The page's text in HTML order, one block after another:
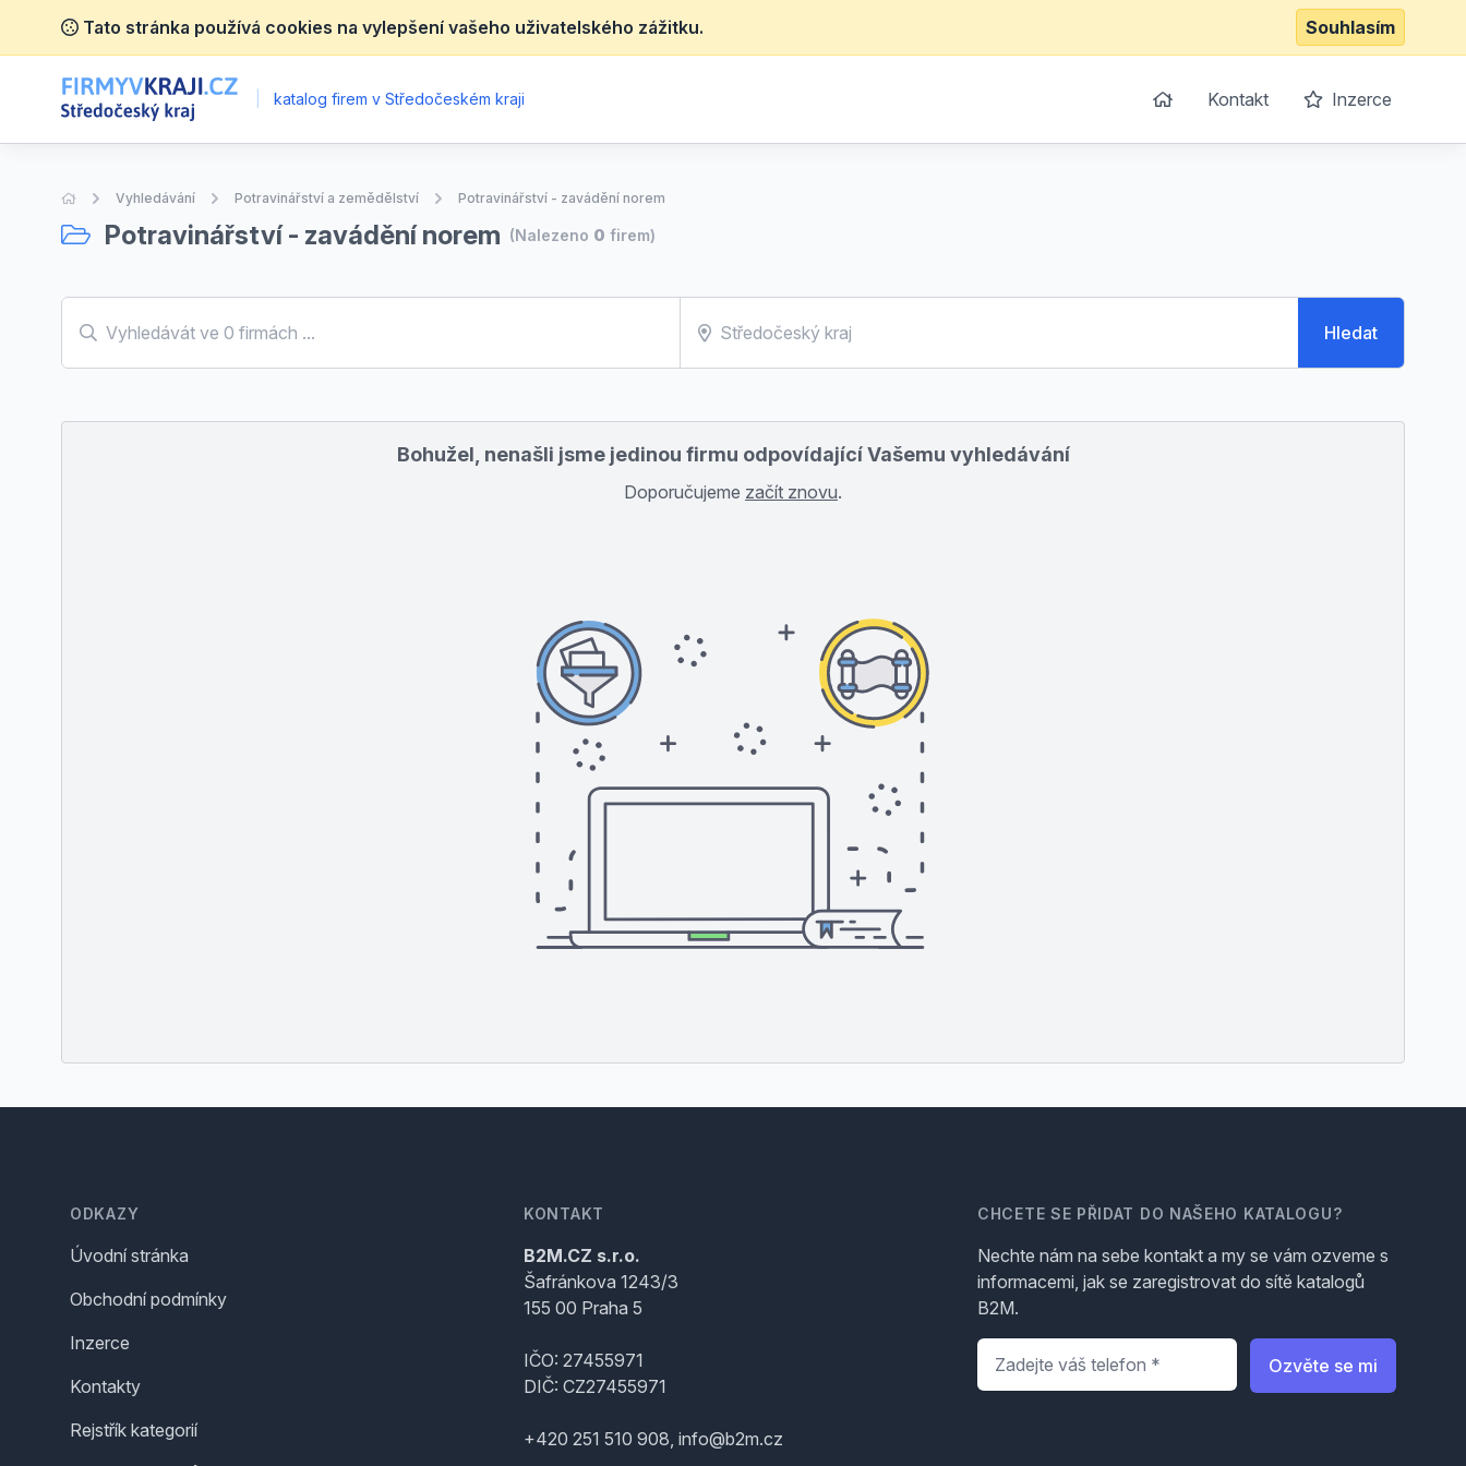
Tato stránka používá cookies na vylepšení vašeho uživatelského zážitku. Souhlasím
katalog firem v Středočeském kraji Kontakt Inzerce
Úvodní stránka
Vyhledávání Potravinářství a zemědělství Potravinářství - zavádění norem
Potravinářství - zavádění norem (Nalezeno 0 firem)
Hledat
Bohužel, nenašli jsme jedinou firmu odpovídající Vašemu vyhledávání
Doporučujeme začít znovu.
ODKAZY
Úvodní stránka
Obchodní podmínky
Inzerce
Kontakty
Rejstřík kategorií
KONTAKT
B2M.CZ s.r.o.
Šafránkova 1243/3
155 00 Praha 5
IČO: 27455971
DIČ: CZ27455971
+420 251 510 908, info@b2m.cz
CHCETE SE PŘIDAT DO NAŠEHO KATALOGU?
Nechte nám na sebe kontakt a my se vám ozveme s
informacemi, jak se zaregistrovat do sítě katalogů
B2M.
Telefon
Ozvěte se mi